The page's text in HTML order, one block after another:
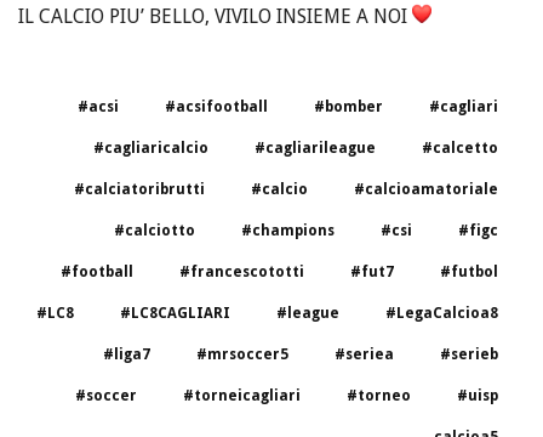
IL CALCIO PIU’ BELLO, VIVILO INSIEME A NOI
#acsi #acsifootball #bomber #cagliari
#cagliaricalcio #cagliarileague #calcetto
#calciatoribrutti #calcio #calcioamatoriale
#calciotto #champions #csi #figc
#football #francescototti #fut7 #futbol
#LC8 #LC8CAGLIARI #league #LegaCalcioa8
#liga7 #mrsoccer5 #seriea #serieb
#soccer #torneicagliari #torneo #uisp